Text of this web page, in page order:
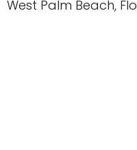
West Palm Beach,